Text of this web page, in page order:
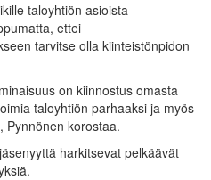
taloyhtiön asioista
ettei
tarvitse olla kiinteistönpidon
on kiinnostus omasta
taloyhtiön parhaaksi ja myös
Pynnönen korostaa.
harkitsevat pelkäävät